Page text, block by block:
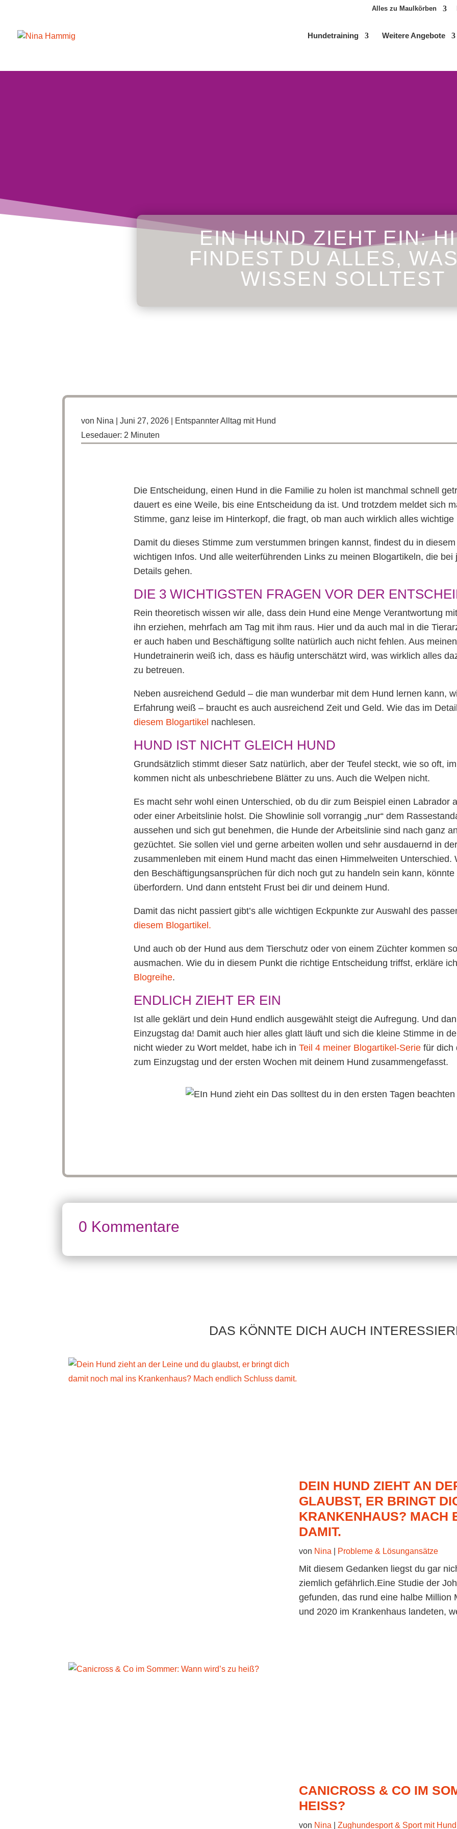
Alles zu Maulkörben
Hundetraining Weitere Angebote
EIN HUND ZIEHT EIN:
FINDEST DU ALLES,
WISSEN SOLLTEST
von Nina Juni 27, 2026
Entspannter Alltag mit Hund
Lesedauer: 2 Minuten
Die Entscheidung, einen Hund in die Familie zu holen ist manchmal schnell
dauert es eine Weile, bis eine Entscheidung da ist. Und trotzdem meldet sich
Stimme, ganz leise im Hinterkopf, die fragt, ob man auch wirklich alles wichtige
Damit du dieses Stimme zum verstummen bringen kannst, findest du in
wichtigen Infos. Und alle weiterführenden Links zu meinen Blogartikeln, die bei
Details gehen.
DIE 3 WICHTIGSTEN FRAGEN VOR DER
Rein theoretisch wissen wir alle, dass dein Hund eine Menge Verantwortung
ihn erziehen, mehrfach am Tag mit ihm raus. Hier und da auch mal in die
er auch haben und Beschäftigung sollte natürlich auch nicht fehlen. Aus
Hundetrainerin weiß ich, dass es häufig unterschätzt wird, was wirklich alles
zu betreuen.
Neben ausreichend Geduld – die man wunderbar mit dem Hund lernen kann,
Erfahrung weiß – braucht es auch ausreichend Zeit und Geld. Wie das im
diesem Blogartikel nachlesen.
HUND IST NICHT GLEICH HUND
Grundsätzlich stimmt dieser Satz natürlich, aber der Teufel steckt, wie so oft,
kommen nicht als unbeschriebene Blätter zu uns. Auch die Welpen nicht.
Es macht sehr wohl einen Unterschied, ob du dir zum Beispiel einen Labrador
oder einer Arbeitslinie holst. Die Showlinie soll vorrangig „nur“ dem
aussehen und sich gut benehmen, die Hunde der Arbeitslinie sind nach ganz
gezüchtet. Sie sollen viel und gerne arbeiten wollen und sehr ausdauernd in
zusammenleben mit einem Hund macht das einen Himmelweiten Unterschied.
den Beschäftigungsansprüchen für dich noch gut zu handeln sein kann,
überfordern. Und dann entsteht Frust bei dir und deinem Hund.
Damit das nicht passiert gibt’s alle wichtigen Eckpunkte zur Auswahl des
diesem Blogartikel.
Und auch ob der Hund aus dem Tierschutz oder von einem Züchter kommen
ausmachen. Wie du in diesem Punkt die richtige Entscheidung triffst, erkläre
Blogreihe.
ENDLICH ZIEHT ER EIN
Ist alle geklärt und dein Hund endlich ausgewählt steigt die Aufregung. Und
Einzugstag da! Damit auch hier alles glatt läuft und sich die kleine Stimme in
nicht wieder zu Wort meldet, habe ich in Teil 4 meiner Blogartikel-Seriefür dich
zum Einzugstag und der ersten Wochen mit deinem Hund zusammengefasst.
0 Kommentare
DAS KÖNNTE DICH AUCH
DEIN HUND ZIEHT AN
GLAUBST, ER BRINGT
KRANKENHAUS? MACH
DAMIT.
von Nina Probleme & Lösungansätze
Mit diesem Gedanken liegst du gar
ziemlich gefährlich.Eine Studie der
gefunden, das rund eine halbe Million
und 2020 im Krankenhaus landeten,
CANICROSS & CO IM
HEISS?
von Nina Zughundesport & Sport mit Hund